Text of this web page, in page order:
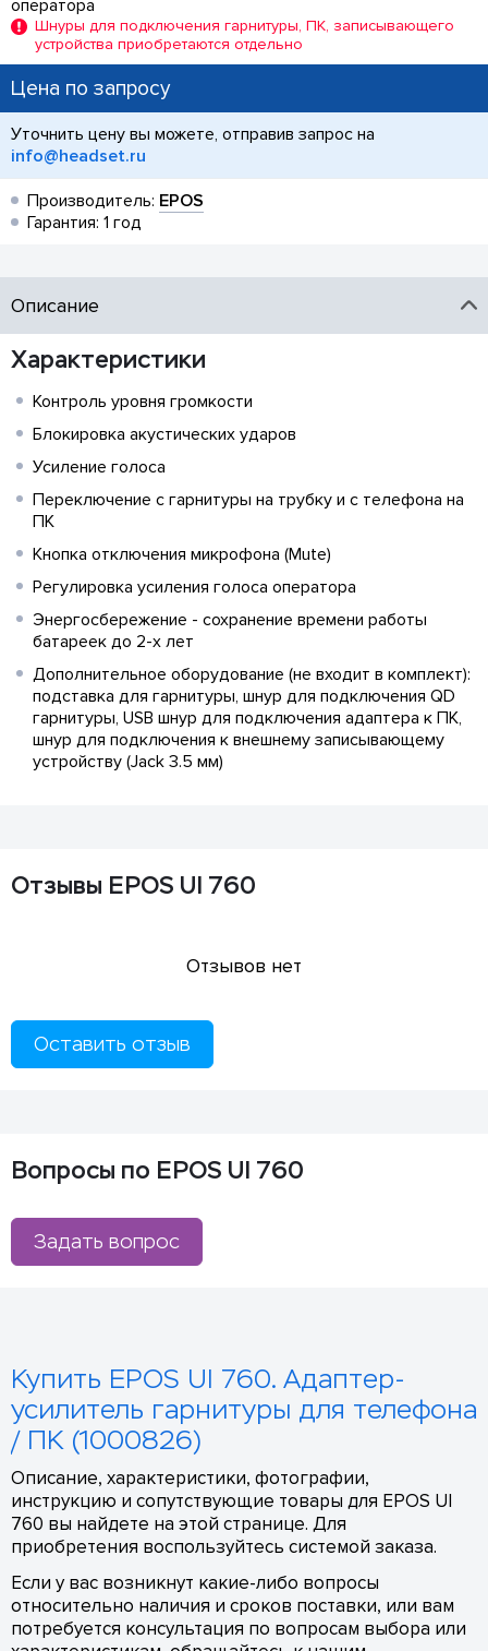
оператора
Шнуры для подключения гарнитуры, ПК, записывающего
устройства приобретаются отдельно
Цена по запросу
Уточнить цену вы можете, отправив запрос на
info@headset.ru
Производитель: EPOS
Гарантия: 1 год
Описание
Характеристики
Контроль уровня громкости
Блокировка акустических ударов
Усиление голоса
Переключение с гарнитуры на трубку и с телефона на
ПК
Кнопка отключения микрофона (Mute)
Регулировка усиления голоса оператора
Энергосбережение - сохранение времени работы
батареек до 2-х лет
Дополнительное оборудование (не входит в комплект):
подставка для гарнитуры, шнур для подключения QD
гарнитуры, USB шнур для подключения адаптера к ПК,
шнур для подключения к внешнему записывающему
устройству (Jack 3.5 мм)
Отзывы EPOS UI 760
Отзывов нет
Оставить отзыв
Вопросы по EPOS UI 760
Задать вопрос
Купить EPOS UI 760. Адаптер-
усилитель гарнитуры для телефона
/ ПК (1000826)
Описание, характеристики, фотографии,
инструкцию и сопутствующие товары для EPOS UI
760 вы найдете на этой странице. Для
приобретения воспользуйтесь системой заказа.
Если у вас возникнут какие-либо вопросы
относительно наличия и сроков поставки, или вам
потребуется консультация по вопросам выбора или